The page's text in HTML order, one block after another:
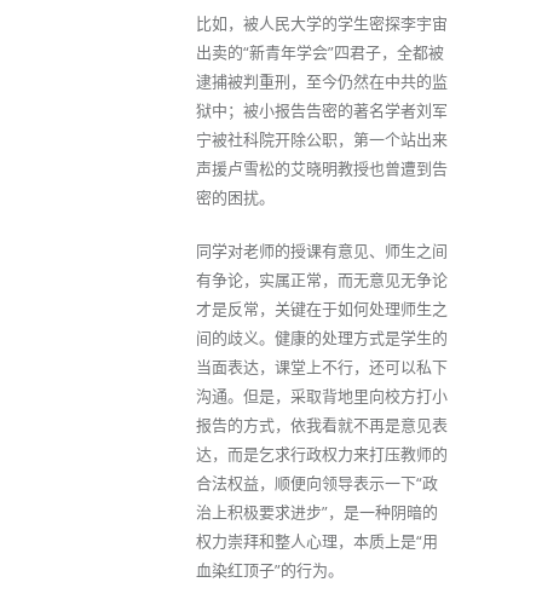
比如，被人民大学的学生密探李宇宙
出卖的“新青年学会”四君子，全都被
逮捕被判重刑，至今仍然在中共的监
狱中；被小报告告密的著名学者刘军
宁被社科院开除公职，第一个站出来
声援卢雪松的艾晓明教授也曾遭到告
密的困扰。
同学对老师的授课有意见、师生之间
有争论，实属正常，而无意见无争论
才是反常，关键在于如何处理师生之
间的歧义。健康的处理方式是学生的
当面表达，课堂上不行，还可以私下
沟通。但是，采取背地里向校方打小
报告的方式，依我看就不再是意见表
达，而是乞求行政权力来打压教师的
合法权益，顺便向领导表示一下“政
治上积极要求进步”，是一种阴暗的
权力崇拜和整人心理，本质上是“用
血染红顶子”的行为。